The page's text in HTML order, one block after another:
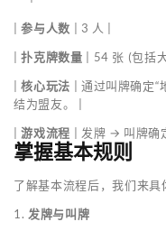
|参与人数 | 3 人 |
|扑克牌数量 | 54 张 (包括
|核心玩法 | 通过叫牌确定“
结为盟友。 |
|游戏流程 | 发牌 → 叫牌确
掌握基本规则
了解基本流程后，我们来具
1. 发牌与叫牌